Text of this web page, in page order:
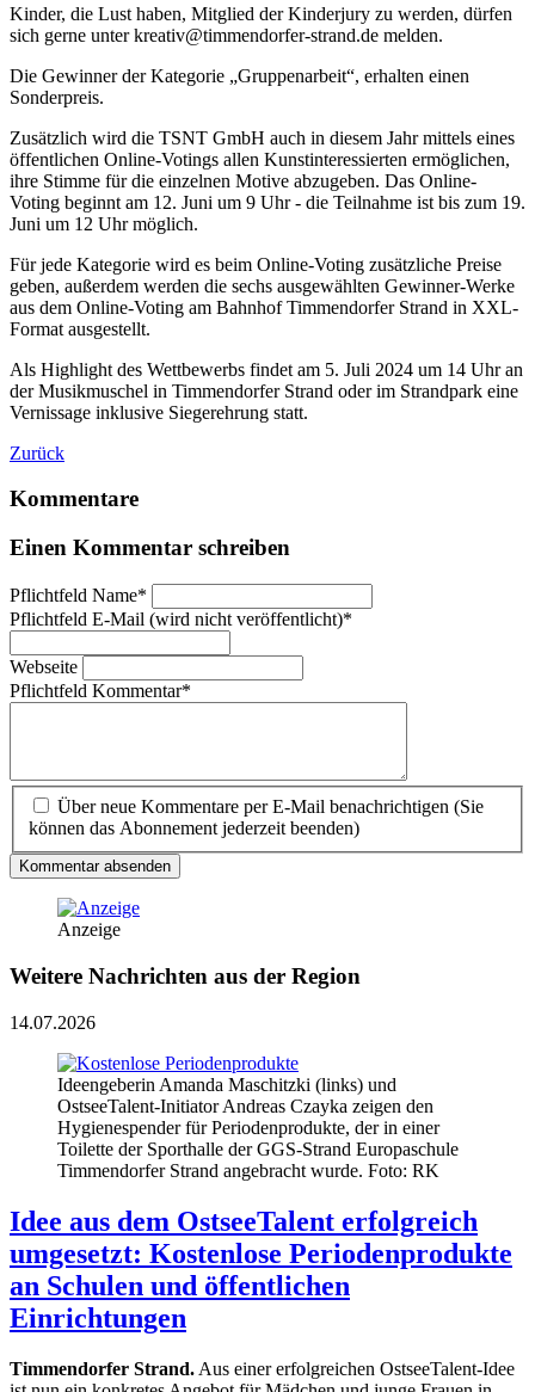
Kinder, die Lust haben, Mitglied der Kinderjury zu werden, dürfen
sich gerne unter kreativ@timmendorfer-strand.de melden.
Die Gewinner der Kategorie „Gruppenarbeit“, erhalten einen
Sonderpreis.
Zusätzlich wird die TSNT GmbH auch in diesem Jahr mittels eines
öffentlichen Online-Votings allen Kunstinteressierten ermöglichen,
ihre Stimme für die einzelnen Motive abzugeben. Das Online-
Voting beginnt am 12. Juni um 9 Uhr - die Teilnahme ist bis zum 19.
Juni um 12 Uhr möglich.
Für jede Kategorie wird es beim Online-Voting zusätzliche Preise
geben, außerdem werden die sechs ausgewählten Gewinner-Werke
aus dem Online-Voting am Bahnhof Timmendorfer Strand in XXL-
Format ausgestellt.
Als Highlight des Wettbewerbs findet am 5. Juli 2024 um 14 Uhr an
der Musikmuschel in Timmendorfer Strand oder im Strandpark eine
Vernissage inklusive Siegerehrung statt.
Zurück
Kommentare
Einen Kommentar schreiben
Pflichtfeld Name*
Pflichtfeld E-Mail (wird nicht veröffentlicht)*
Webseite
Pflichtfeld Kommentar*
Über neue Kommentare per E-Mail benachrichtigen (Sie
können das Abonnement jederzeit beenden)
Kommentar absenden
Anzeige
Weitere Nachrichten aus der Region
14.07.2026
Ideengeberin Amanda Maschitzki (links) und
OstseeTalent-Initiator Andreas Czayka zeigen den
Hygienespender für Periodenprodukte, der in einer
Toilette der Sporthalle der GGS-Strand Europaschule
Timmendorfer Strand angebracht wurde. Foto: RK
Idee aus dem OstseeTalent erfolgreich
umgesetzt: Kostenlose Periodenprodukte
an Schulen und öffentlichen
Einrichtungen
Timmendorfer Strand. Aus einer erfolgreichen OstseeTalent-Idee